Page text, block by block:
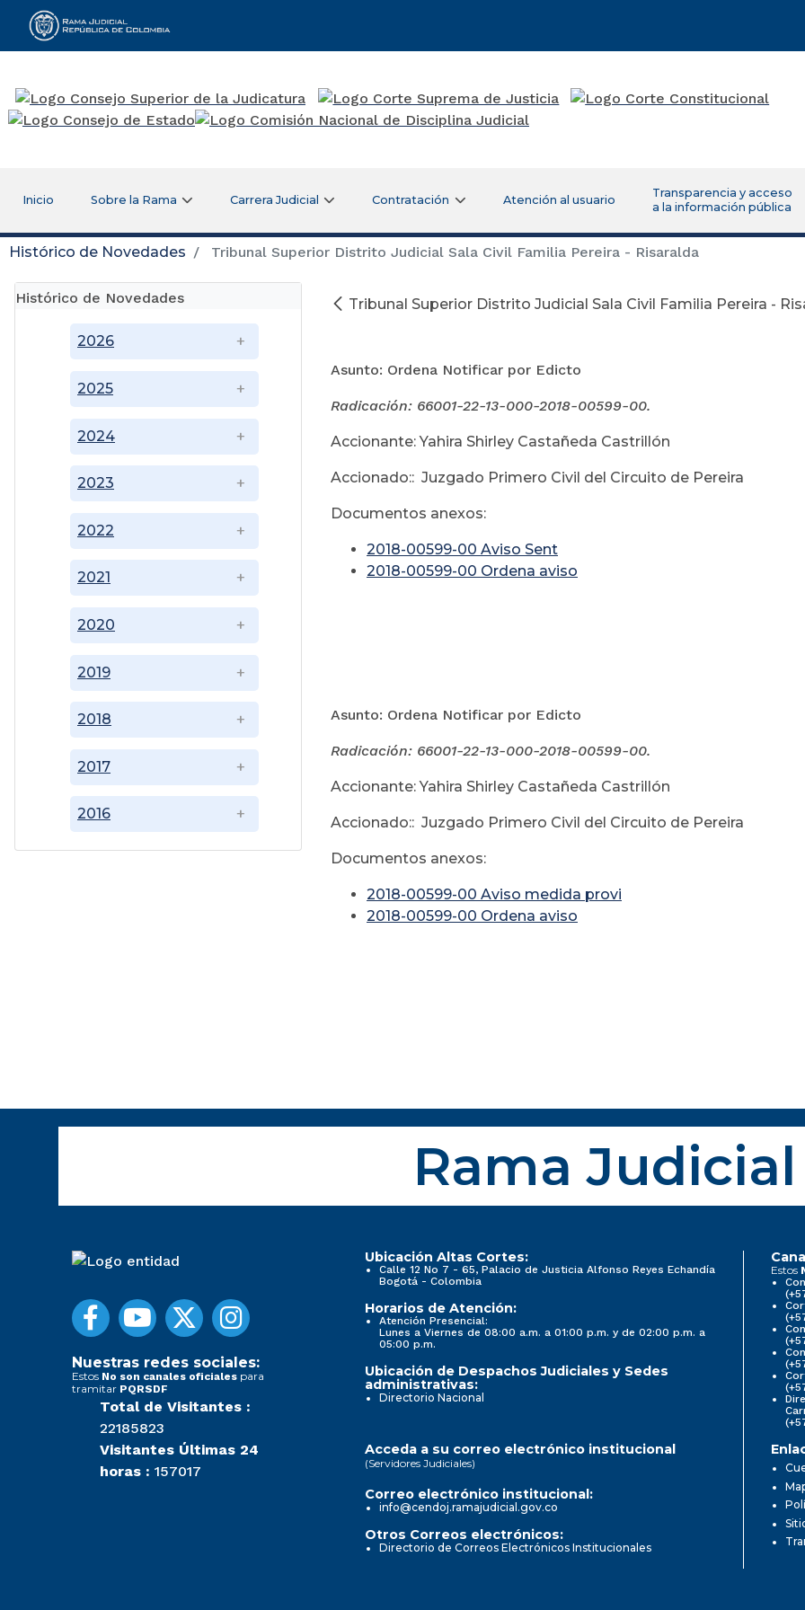
Rama Judicial
Inicio Sobre la Rama Carrera Judicial Contratación Atención al usuario
Transparencia y acceso
a la información pública
Histórico de Novedades Tribunal Superior Distrito Judicial Sala Civil Familia Pereira - Risaralda
Histórico de Novedades
2016
2017
2018
2019
2020
2021
2022
2023
2024
2025
2026
Tribunal Superior Distrito Judicial Sala Civil Familia Pereira -
Asunto: Ordena Notificar por Edicto
Radicación: 66001-22-13-000-2018-00599-00.
Accionante: Yahira Shirley Castañeda Castrillón
Accionado:: Juzgado Primero Civil del Circuito de Pereira
Documentos anexos:
2018-00599-00 Aviso Sent
2018-00599-00 Ordena aviso
Asunto: Ordena Notificar por Edicto
Radicación: 66001-22-13-000-2018-00599-00.
Accionante: Yahira Shirley Castañeda Castrillón
Accionado:: Juzgado Primero Civil del Circuito de Pereira
Documentos anexos:
2018-00599-00 Aviso medida provi
2018-00599-00 Ordena aviso
Rama Judicial
Nuestras redes sociales:
Estos No son canales oficiales para
tramitar PQRSDF
Total de Visitantes :
22185823
Visitantes Últimas 24
horas : 157017
Ubicación Altas Cortes:
Calle 12 No 7 - 65, Palacio de Justicia Alfonso Reyes Echandía
Bogotá - Colombia
Horarios de Atención:
Atención Presencial:
Lunes a Viernes de 08:00 a.m. a 01:00 p.m. y de 02:00 p.m. a
05:00 p.m.
Ubicación de Despachos Judiciales y Sedes
administrativas:
Directorio Nacional
Estos
Acceda a su correo electrónico institucional
(Servidores Judiciales)
Correo electrónico institucional:
info@cendoj.ramajudicial.gov.co
Otros Correos electrónicos:
Directorio de Correos Electrónicos Institucionales